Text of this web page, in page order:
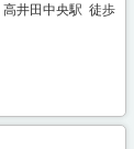
高井田中央駅 徒歩